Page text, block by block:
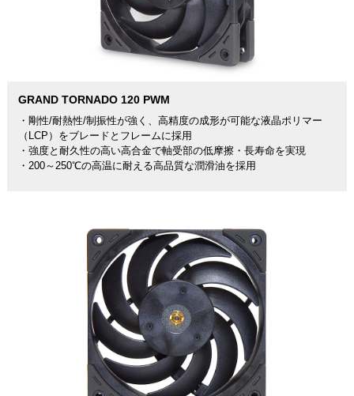
GRAND TORNADO 120 PWM
・剛性/耐熱性/制振性が強く、高精度の成形が可能な液晶ポリマー
（LCP）をブレードとフレームに採用
・強度と耐久性の高い高合金で軸受部の低摩擦・長寿命を実現
・200～250℃の高温に耐える高品質な潤滑油を採用